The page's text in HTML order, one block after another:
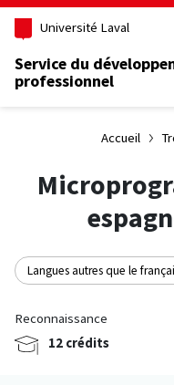
Aller au contenu principal
Université Laval
Service du
professionnel
Accueil
Langues autres que le
Reconnaissance
12 crédits